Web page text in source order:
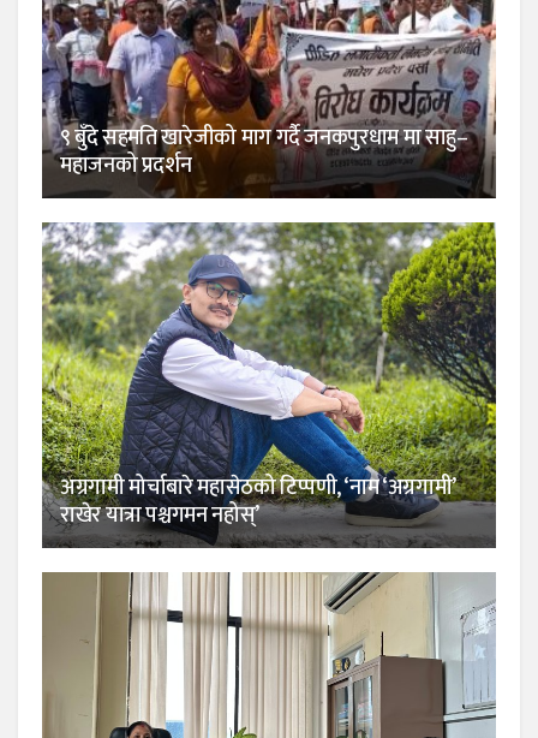
९ बुँदे सहमति खारेजीको माग गर्दै जनकपुरधाम मा साहु–
महाजनको प्रदर्शन
अग्रगामी मोर्चाबारे महासेठको टिप्पणी, ‘नाम ‘अग्रगामी’
राखेर यात्रा पश्चगमन नहोस्’